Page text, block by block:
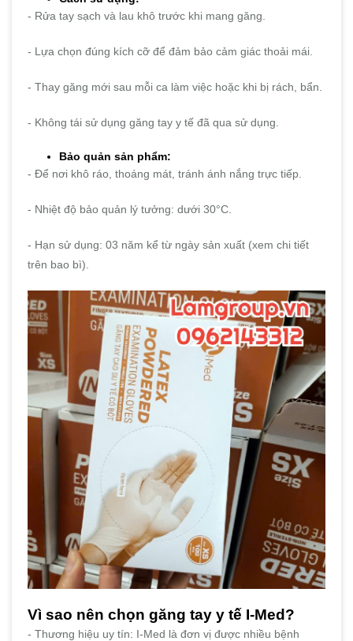
- Rửa tay sạch và lau khô trước khi mang găng.
- Lựa chọn đúng kích cỡ để đảm bảo cảm giác thoải mái.
- Thay găng mới sau mỗi ca làm việc hoặc khi bị rách, bẩn.
- Không tái sử dụng găng tay y tế đã qua sử dụng.
Bảo quản sản phẩm:
- Để nơi khô ráo, thoáng mát, tránh ánh nắng trực tiếp.
- Nhiệt độ bảo quản lý tưởng: dưới 30°C.
- Hạn sử dụng: 03 năm kể từ ngày sản xuất (xem chi tiết
trên bao bì).
Vì sao nên chọn găng tay y tế I-Med?
- Thương hiệu uy tín: I-Med là đơn vị được nhiều bệnh